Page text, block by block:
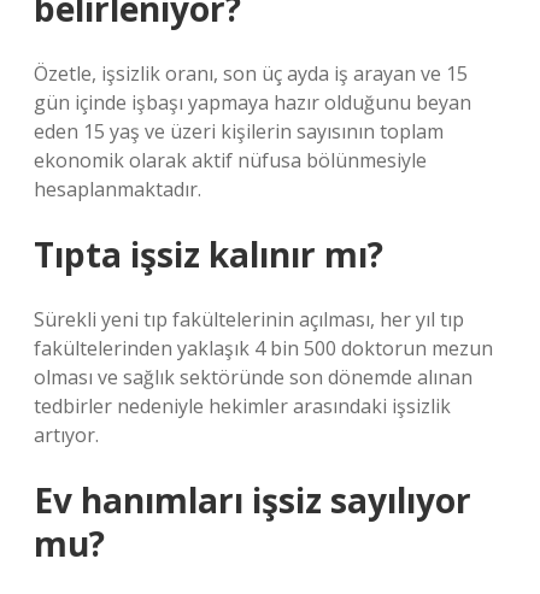
Özetle, işsizlik oranı, son üç ayda iş arayan ve 15
gün içinde işbaşı yapmaya hazır olduğunu beyan
eden 15 yaş ve üzeri kişilerin sayısının toplam
ekonomik olarak aktif nüfusa bölünmesiyle
hesaplanmaktadır.
Tıpta işsiz kalınır mı?
Sürekli yeni tıp fakültelerinin açılması, her yıl tıp
fakültelerinden yaklaşık 4 bin 500 doktorun mezun
olması ve sağlık sektöründe son dönemde alınan
tedbirler nedeniyle hekimler arasındaki işsizlik
artıyor.
Ev hanımları işsiz sayılıyor
mu?